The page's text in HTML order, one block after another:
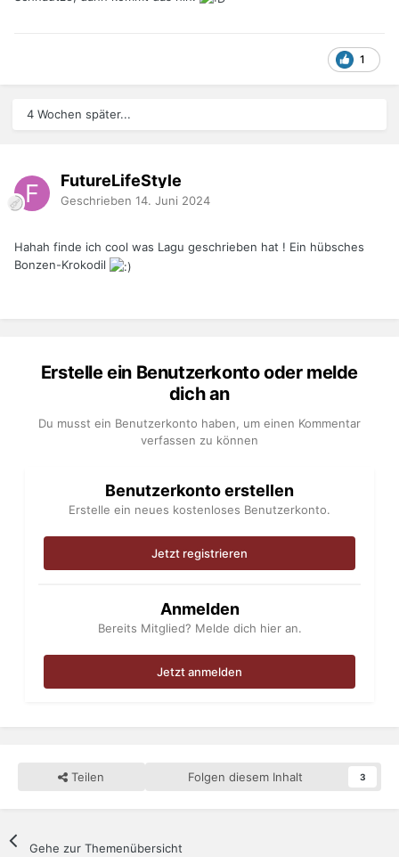
1
4 Wochen später...
FutureLifeStyle
Geschrieben 14. Juni 2024
Hahah finde ich cool was Lagu geschrieben hat ! Ein hübsches
Bonzen-Krokodil
Erstelle ein Benutzerkonto oder melde
dich an
Du musst ein Benutzerkonto haben, um einen Kommentar
verfassen zu können
Benutzerkonto erstellen
Erstelle ein neues kostenloses Benutzerkonto.
Jetzt registrieren
Anmelden
Bereits Mitglied? Melde dich hier an.
Jetzt anmelden
Teilen Folgen diesem Inhalt 3
Gehe zur Themenübersicht